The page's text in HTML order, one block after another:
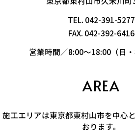
TEL. 042-391-5277
FAX. 042-392-6416
営業時間／8:00～18:00（日・
AREA
施工エリアは東京都東村山市を中心
おります。